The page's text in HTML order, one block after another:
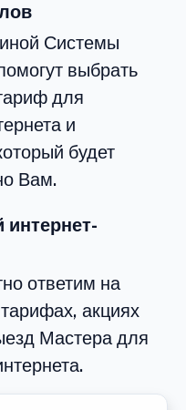
Системы
выбрать
для
и
будет
Вам.
ответим на
акциях
Мастера для